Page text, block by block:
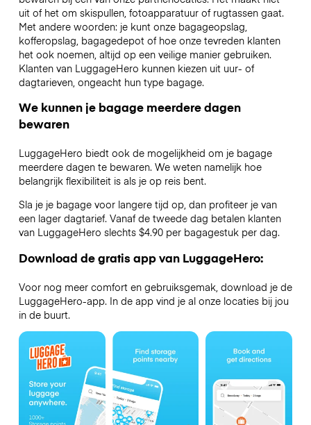
uit of het om skispullen, fotoapparatuur of rugtassen gaat.
Met andere woorden: je kunt onze bagageopslag,
kofferopslag, bagagedepot of hoe onze tevreden klanten
het ook noemen, altijd op een veilige manier gebruiken.
Klanten van LuggageHero kunnen kiezen uit uur- of
dagtarieven, ongeacht hun type bagage.
We kunnen je bagage meerdere dagen
bewaren
LuggageHero biedt ook de mogelijkheid om je bagage
meerdere dagen te bewaren. We weten namelijk hoe
belangrijk flexibiliteit is als je op reis bent.
Sla je je bagage voor langere tijd op, dan profiteer je van
een lager dagtarief. Vanaf de tweede dag betalen klanten
van LuggageHero slechts $4.90 per bagagestuk per dag.
Download de gratis app van LuggageHero:
Voor nog meer comfort en gebruiksgemak, download je de
LuggageHero-app. In de app vind je al onze locaties bij jou
in de buurt.